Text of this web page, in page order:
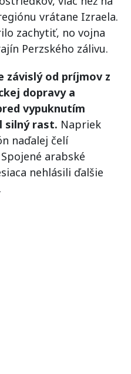
vrátane Izraela.
zachytiť, no vojna
Perzského zálivu.
závislý od príjmov z
dopravy a
vypuknutím
silný rast. Napriek
naďalej čelí
arabské
nehlásili ďalšie